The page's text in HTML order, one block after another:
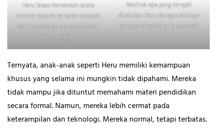
Heru biasa menonton acara
televisi setelah seharian sekolah
dan membantu orang tua/Ibnu
Rustamadji
Melihat apa yang tengah
dilakukan Heru dengan telepon
genggamnya/Ibnu Rustamadji
Ternyata, anak-anak seperti Heru memiliki kemampuan
khusus yang selama ini mungkin tidak dipahami. Mereka
tidak mampu jika dituntut memahami materi pendidikan
secara formal. Namun, mereka lebih cermat pada
keterampilan dan teknologi. Mereka normal, tetapi terbatas.